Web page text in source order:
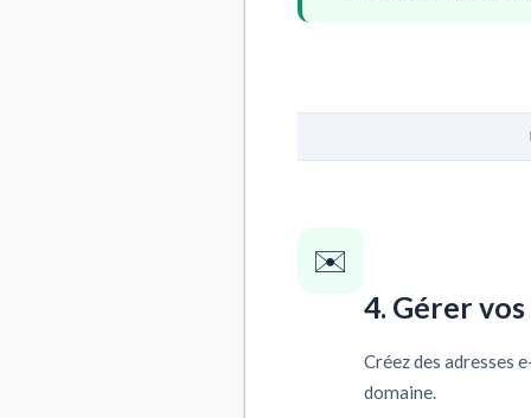
✉️
4. Gérer
Créez des adresses
domaine.